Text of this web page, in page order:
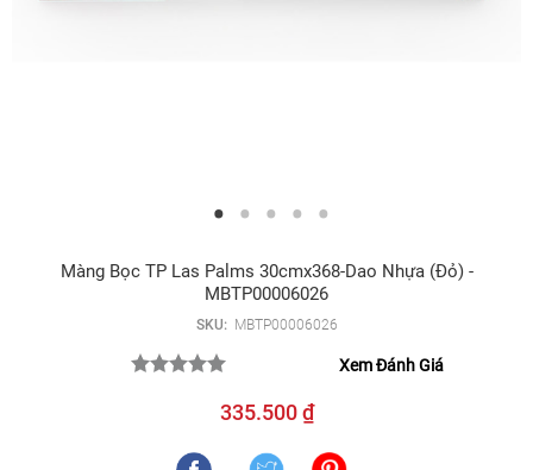
Màng Bọc TP Las Palms 30cmx368-Dao Nhựa (đỏ) -
MBTP00006026
SKU: MBTP00006026
Xem Đánh Giá
335.500 ₫